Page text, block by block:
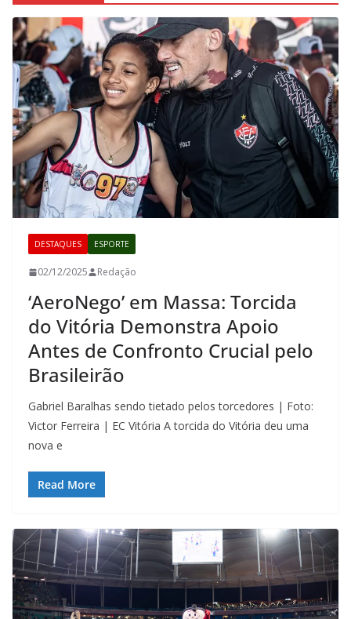
DESTAQUES ESPORTE
02/12/2025 Redação
‘AeroNego’ em Massa: Torcida
do Vitória Demonstra Apoio
Antes de Confronto Crucial pelo
Brasileirão
Gabriel Baralhas sendo tietado pelos torcedores | Foto:
Victor Ferreira | EC Vitória A torcida do Vitória deu uma
nova e
Read More